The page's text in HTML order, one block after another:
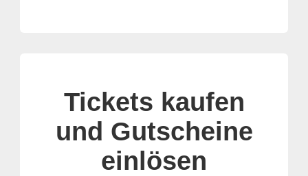
Tickets kaufen
und Gutscheine
einlösen